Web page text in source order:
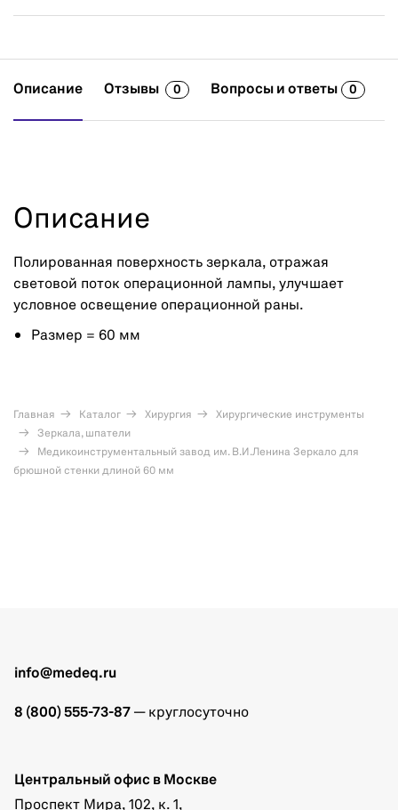
Описание Отзывы 0 Вопросы и ответы 0
Описание
Полированная поверхность зеркала, отражая
световой поток операционной лампы, улучшает
условное освещение операционной раны.
Размер = 60 мм
Главная Каталог Хирургия
Хирургические инструменты
Зеркала, шпатели
Медикоинструментальный завод им. В.И.Ленина Зеркало для
брюшной стенки длиной 60 мм
info@medeq.ru
8 (800) 555-73-87 — круглосуточно
Центральный офис в Москве
Проспект Мира, 102, к. 1,